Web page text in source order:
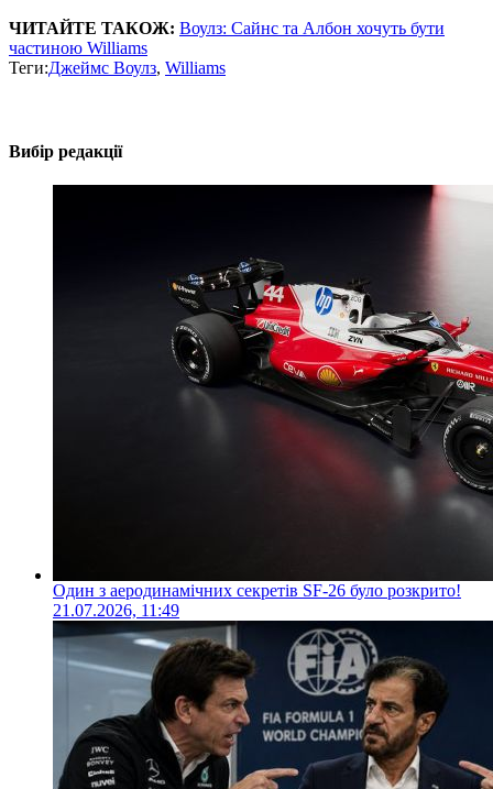
ЧИТАЙТЕ ТАКОЖ: Воулз: Сайнс та Албон хочуть бути
частиною Williams
Теги:Джеймс Воулз, Williams
Вибір редакції
Один з аеродинамічних секретів SF-26 було розкрито!
21.07.2026, 11:49